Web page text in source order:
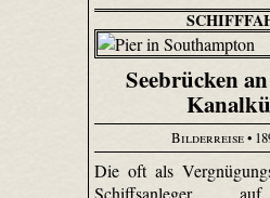
Seebrücken
Bilderreise•
Die oft als
Schiffsanleger